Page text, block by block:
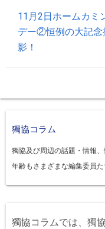
11月2日ホームカミ
デー②恒例の大記念
影！
獨協コラム
獨協及び周辺の話題・情報
年齢もさまざまな編集委員
獨協コラムでは、獨